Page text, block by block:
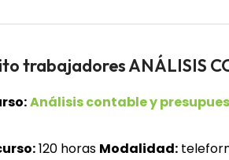
trabajadores ANÁLISIS
Análisis contable y
120 horas Modalidad: